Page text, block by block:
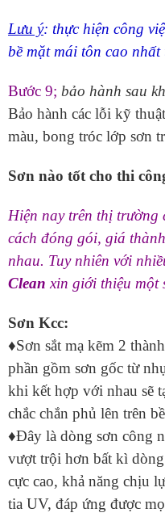
Lưu ý: thực hiện công
bề mặt mái tôn cao nhất
Bước 9; bảo hành sau
Bảo hành các lỗi kỹ
màu, bong tróc lớp sơn
Sơn nào tốt cho thi
Hiện nay trên thị trường
cách đóng gói, giá
nhau. Tuy nhiên với
Clean xin giới thiệu một
Sơn Kcc:
♦Sơn sắt mạ kẽm 2
phần gồm sơn gốc từ
khi kết hợp với nhau sẽ
chắc chắn phủ lên trên
♦Đây là dòng sơn công
vượt trội hơn bất kì
cực cao, khả năng chịu
tia UV, đáp ứng được